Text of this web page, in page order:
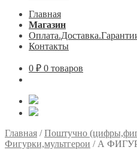
Главная
Магазин
Контакты
0 ₽ 0 товаров
Главная /Поштучно
Фигурки,мультгерои / А